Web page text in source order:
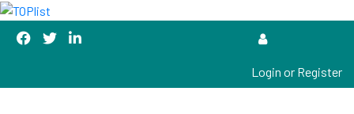
Login or Register